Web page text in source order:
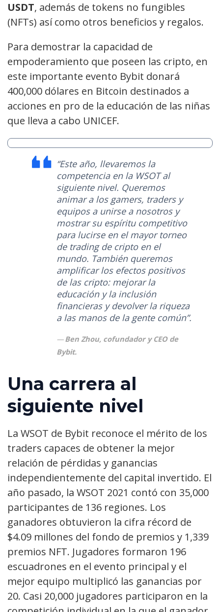
USDT, además de tokens no fungibles
(NFTs) así como otros beneficios y regalos.
Para demostrar la capacidad de
empoderamiento que poseen las cripto, en
este importante evento Bybit donará
400,000 dólares en Bitcoin destinados a
acciones en pro de la educación de las niñas
que lleva a cabo UNICEF.
“Este año, llevaremos la
competencia en la WSOT al
siguiente nivel. Queremos
animar a los gamers, traders y
equipos a unirse a nosotros y
mostrar su espíritu competitivo
para lucirse en el mayor torneo
de trading de cripto en el
mundo. También queremos
amplificar los efectos positivos
de las cripto: mejorar la
educación y la inclusión
financieras y devolver la riqueza
a las manos de la gente común”.
Ben Zhou, cofundador y CEO de
Bybit.
Una carrera al
siguiente nivel
La WSOT de Bybit reconoce el mérito de los
traders capaces de obtener la mejor
relación de pérdidas y ganancias
independientemente del capital invertido. El
año pasado, la WSOT 2021 contó con 35,000
participantes de 136 regiones. Los
ganadores obtuvieron la cifra récord de
$4.09 millones del fondo de premios y 1,339
premios NFT. Jugadores formaron 196
escuadrones en el evento principal y el
mejor equipo multiplicó las ganancias por
20. Casi 20,000 jugadores participaron en la